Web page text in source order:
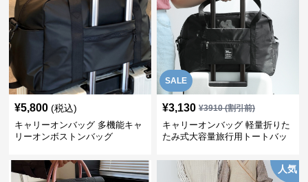
¥5,800 (税込)
キャリーオンバッグ 多機能キャ
リーオンボストンバッグ
SALE
¥3,130 ¥3910(割引前)
キャリーオンバッグ 軽量折りた
たみ式大容量旅行用トートバッ
人気